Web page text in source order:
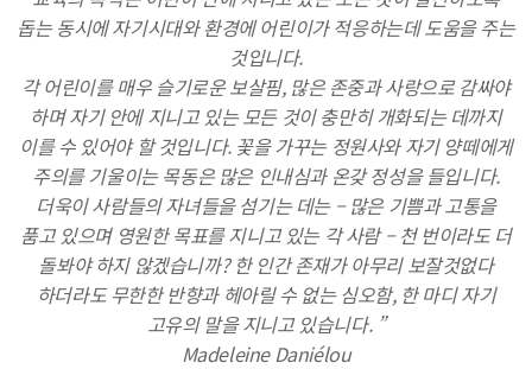
돕는 동시에 자기시대와 환경에 어린이가 적응하는데 도움을 주는
것입니다.
각 어린이를 매우 슬기로운 보살핌, 많은 존중과 사랑으로 감싸야
하며 자기 안에 지니고 있는 모든 것이 충만히 개화되는 데까지
이를 수 있어야 할 것입니다. 꽃을 가꾸는 정원사와 자기 양떼에게
주의를 기울이는 목동은 많은 인내심과 온갖 정성을 들입니다.
더욱이 사람들의 자녀들을 섬기는 데는 – 많은 기쁨과 고통을
품고 있으며 영원한 목표를 지니고 있는 각 사람 – 천 번이라도 더
돌봐야 하지 않겠습니까? 한 인간 존재가 아무리 보잘것없다
하더라도 무한한 반향과 헤아릴 수 없는 심오함, 한 마디 자기
고유의 말을 지니고 있습니다. ”
Madeleine Daniélou